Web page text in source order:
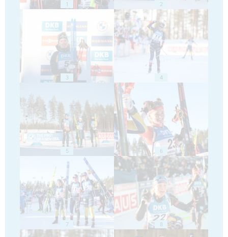
1 2
3 4
5 6
7 8